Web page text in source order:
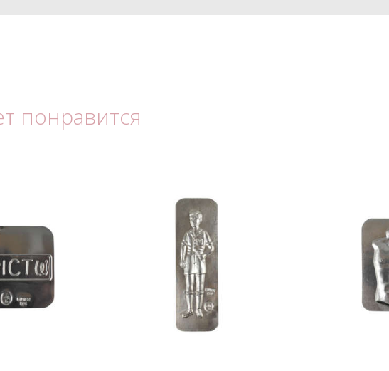
понравится